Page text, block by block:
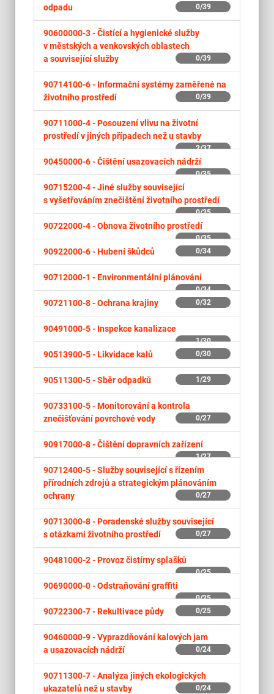
odpadu
0/39
90600000-3 -Čistící a hygienické služby
v městských a venkovských oblastech
a související služby
0/39
90714100-6 - Informační systémy zaměřené na
životního prostředí
0/39
90711000-4 -Posouzení vlivu na životní
prostředí v jiných případech než u stavby
2/37
90450000-6 -Čištění usazovacích nádrží
0/35
90715200-4 -Jiné služby související
s vyšetřováním znečištění životního prostředí
0/35
90722000-4 -Obnova životního prostředí
0/35
90922000-6 -Hubení škůdců 0/34
90712000-1 -Environmentální plánování
0/34
90721100-8 -Ochrana krajiny 0/32
90491000-5 - Inspekce kanalizace
1/30
90513900-5 -Likvidace kalů 0/30
90511300-5 -Sběr odpadků 1/29
90733100-5 -Monitorování a kontrola
znečišťování povrchové vody
0/27
90917000-8 -Čištění dopravních zařízení
1/27
90712400-5 -Služby související s řízením
přírodních zdrojů a strategickým plánováním
ochrany
0/27
90713000-8 -Poradenské služby související
s otázkami životního prostředí
0/27
90481000-2 -Provoz čistírny splašků
0/25
90690000-0 -Odstraňování graffiti
0/25
90722300-7 -Rekultivace půdy 0/25
90460000-9 -Vyprazdňování kalových jam
a usazovacích nádrží
0/24
90711300-7 -Analýza jiných ekologických
ukazatelů než u stavby
0/24